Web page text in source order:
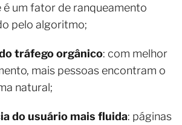
é um fator de ranqueamento
pelo algoritmo;
tráfego orgânico: com melhor
mais pessoas encontram o
natural;
do usuário mais fluida: páginas